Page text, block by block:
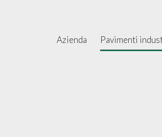
Azienda Pavimenti